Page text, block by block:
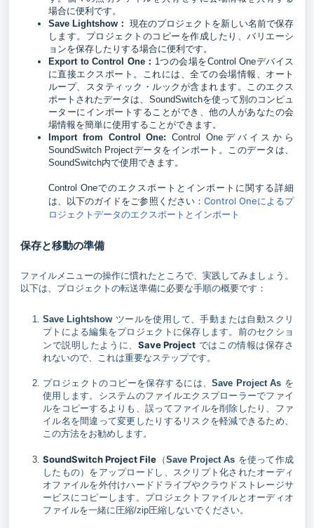
場合に便利です。
Save Lightshow： 現在のプロジェクトを新しい名前で保存
します。プロジェクトのコピーを作成したり、バリエーシ
ョンを保存したりする場合に便利です。
Export to Control One： 1つの会場をControl Oneデバイス
に直接エクスポート。これには、全ての会場情報、オート
ループ、スタティック・ルックが含まれます。このエクス
ポートされたデータは、SoundSwitchを使って別のコンピュ
ーターにインポートすることができ、他の人があなたの会
場情報を簡単に使用することができます。
Import from Control One: Control Oneデバイスから
SoundSwitch Projectデータをインポート。このデータは、
SoundSwitch内で使用できます。
Control Oneでのエクスポートとインポートに関する詳細
は、以下のガイドをご参照ください： Control Oneによるプ
ロジェクトデータのエクスポートとインポート
保存と移動の準備
ファイルメニューの操作に慣れたところで、実践してみましょう。
以下は、プロジェクトの転送準備に必要な手順の概要です：
Save Lightshow ツールを使用して、手動または自動スクリ
プトによる編集をプロジェクトに保存します。前のセクショ
ンで説明したように、 Save Project ではこの情報は保存さ
れないので、これは重要なステップです。
プロジェクトのコピーを保存するには、Save Project As を
使用します。システムのファイルエクスプローラーでファイ
ルをコピーするよりも、誤ってファイルを削除したり、ファ
イル名を間違って変更したりするリスクを軽減できるため、
この方法をお勧めします。
SoundSwitch Project File （Save Project As を使って作成
したもの）をアップロードし、スクリプト化されたオーディ
オファイルを外付けハードドライブやクラウドストレージサ
ービスにコピーします。プロジェクトファイルとオーディオ
ファイルを一緒に圧縮/zip圧縮しないでください。